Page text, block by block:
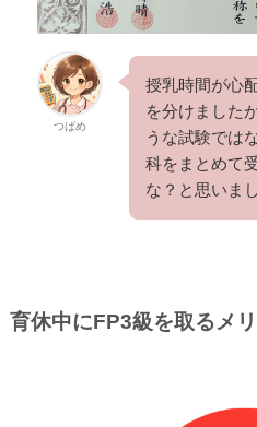
つばめ
授乳時間が心
を分けました
うな試験では
科をまとめて
な？と思いまし
育休中にFP3級を取るメ